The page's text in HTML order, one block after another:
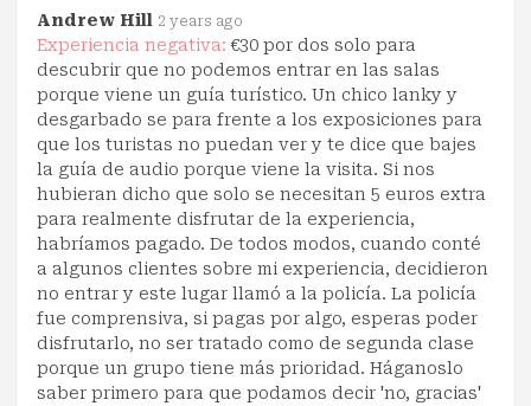
Andrew Hill 2 years ago
Experiencia negativa:€30 por dos solo para
descubrir que no podemos entrar en las salas
porque viene un guía turístico. Un chico lanky y
desgarbado se para frente a los exposiciones para
que los turistas no puedan ver y te dice que bajes
la guía de audio porque viene la visita. Si nos
hubieran dicho que solo se necesitan 5 euros extra
para realmente disfrutar de la experiencia,
habríamos pagado. De todos modos, cuando conté
a algunos clientes sobre mi experiencia, decidieron
no entrar y este lugar llamó a la policía. La policía
fue comprensiva, si pagas por algo, esperas poder
disfrutarlo, no ser tratado como de segunda clase
porque un grupo tiene más prioridad. Háganoslo
saber primero para que podamos decir 'no, gracias'